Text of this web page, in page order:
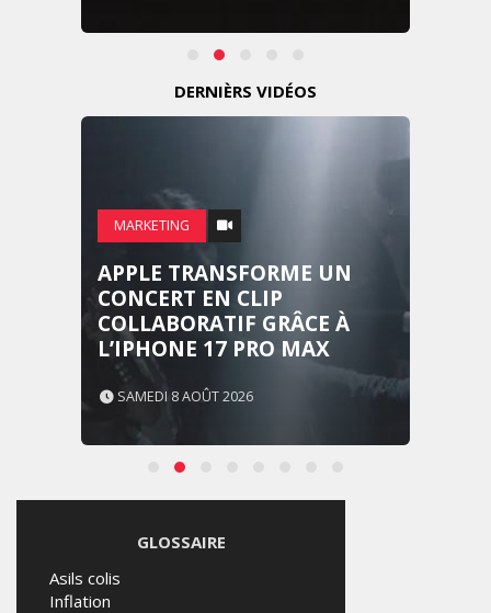
DERNIÈRS VIDÉOS
MARKETING
APPLE TRANSFORME UN
CONCERT EN CLIP
COLLABORATIF GRÂCE À
L’IPHONE 17 PRO MAX
SAMEDI 8 AOÛT 2026
GLOSSAIRE
Asils colis
Inflation